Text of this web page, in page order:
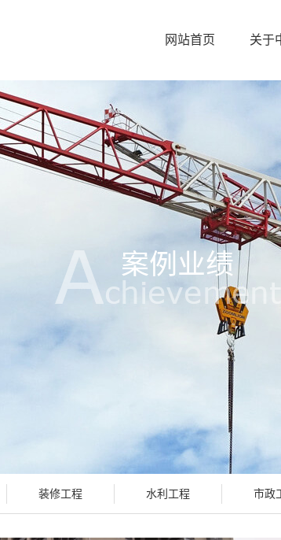
网站首页 关于
装修工程 水利工程 市政